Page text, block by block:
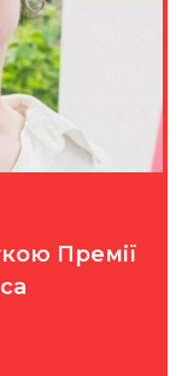
Премії